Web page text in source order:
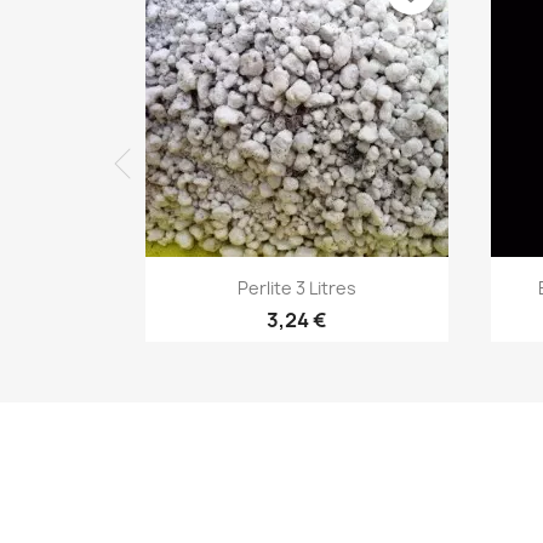
Aperçu rapide
Perlite 3 Litres
3,24 €